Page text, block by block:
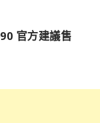
官方建議售